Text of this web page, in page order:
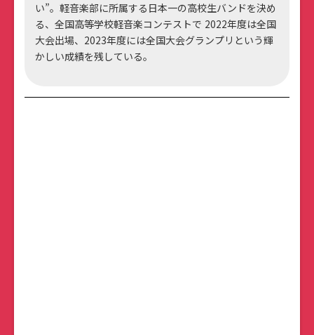
い”。軽音楽部に所属する日本一の高校生バンドを決め
る、全国高等学校軽音楽コンテストで 2022年度は全国
大会出場、2023年度には全国大会グランプリという輝
かしい成績を残している。